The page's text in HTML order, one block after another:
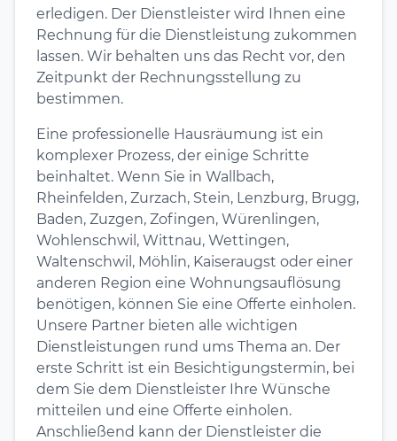
erledigen. Der Dienstleister wird Ihnen eine
Rechnung für die Dienstleistung zukommen
lassen. Wir behalten uns das Recht vor, den
Zeitpunkt der Rechnungsstellung zu
bestimmen.
Eine professionelle Hausräumung ist ein
komplexer Prozess, der einige Schritte
beinhaltet. Wenn Sie in Wallbach,
Rheinfelden, Zurzach, Stein, Lenzburg, Brugg,
Baden, Zuzgen, Zofingen, Würenlingen,
Wohlenschwil, Wittnau, Wettingen,
Waltenschwil, Möhlin, Kaiseraugst oder einer
anderen Region eine Wohnungsauflösung
benötigen, können Sie eine Offerte einholen.
Unsere Partner bieten alle wichtigen
Dienstleistungen rund ums Thema an. Der
erste Schritt ist ein Besichtigungstermin, bei
dem Sie dem Dienstleister Ihre Wünsche
mitteilen und eine Offerte einholen.
Anschließend kann der Dienstleister die